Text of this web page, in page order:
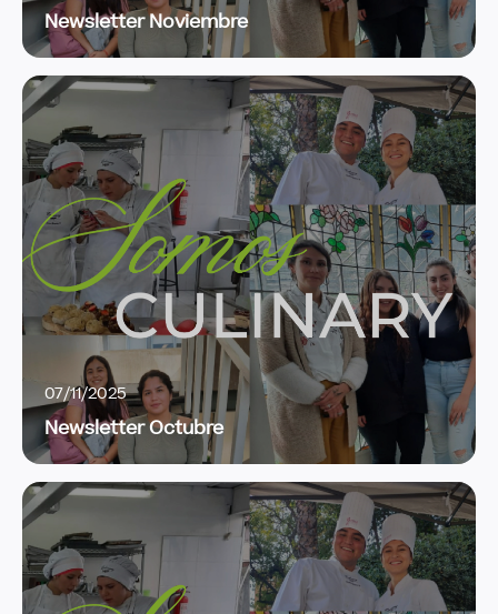
Newsletter Noviembre
07/11/2025
Newsletter Octubre